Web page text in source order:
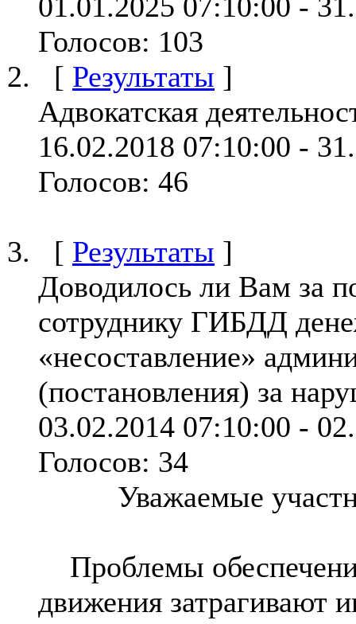
Голосов: 103
[ Результаты ]
Адвокатская
16.02.2018 07:10:00 -
Голосов: 46
[ Результаты ]
Доводилось ли Вам за
сотруднику ГИБДД
«несоставление»
(постановления) за
03.02.2014 07:10:00 -
Голосов: 34
Уважаемые
Проблемы
движения затрагивают